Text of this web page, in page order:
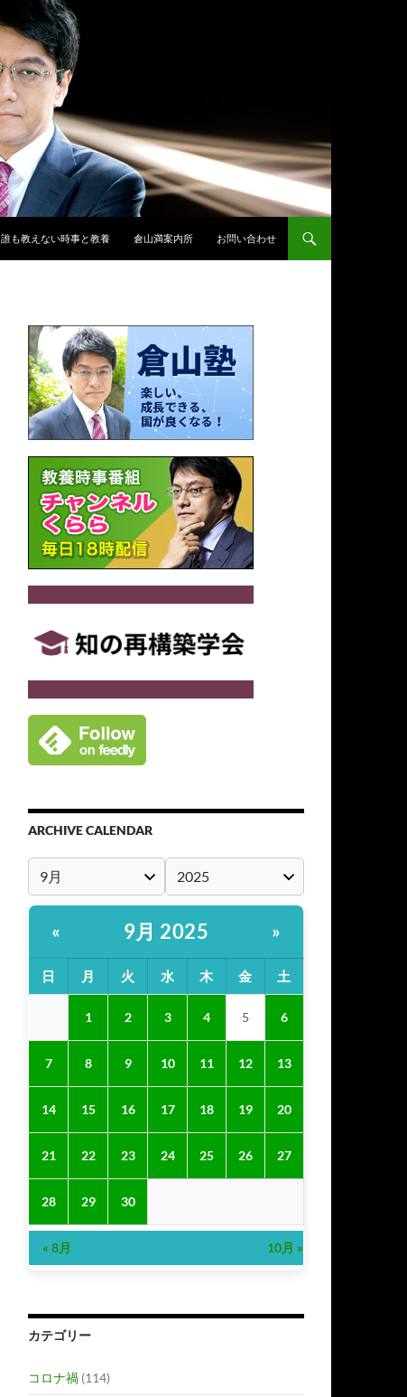
誰も教えない時事と教養 倉山満案内所 お問い合わせ
ARCHIVE CALENDAR
« 9月 2025 »
日 月 火 水 木 金 土
1 2 3 4 5 6
7 8 9 10 11 12 13
14 15 16 17 18 19 20
21 22 23 24 25 26 27
28 29 30
« 8月 10月 »
カテゴリー
コロナ禍 (114)